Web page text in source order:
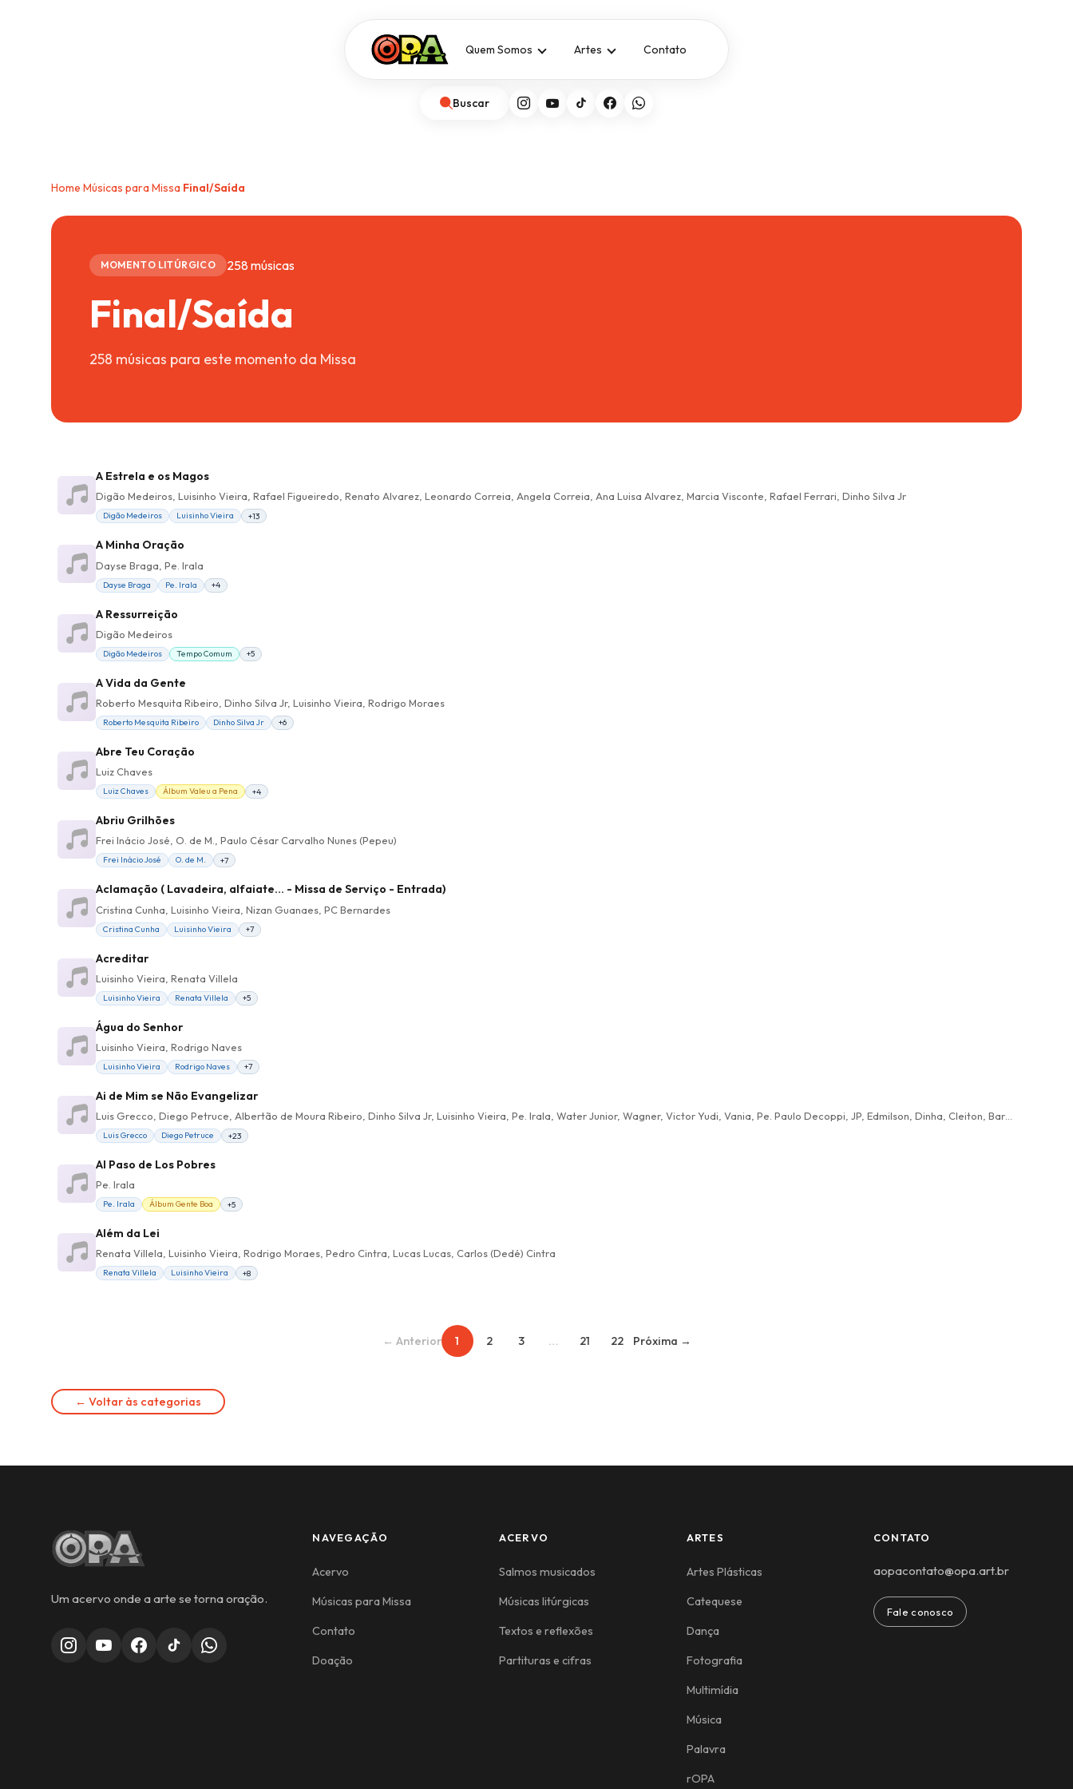
Quem Somos Artes Contato
Buscar
Home Músicas para Missa Final/Saída
MOMENTO LITÚRGICO 258 músicas
Final/Saída
258 músicas para este momento da Missa
A Estrela e os Magos
Digão Medeiros, Luisinho Vieira, Rafael Figueiredo, Renato Alvarez, Leonardo Correia, Angela Correia, Ana Luisa Alvarez, Marcia Visconte, Rafael Ferrari, Dinho Silva Jr
Digão Medeiros Luisinho Vieira +13
A Minha Oração
Dayse Braga, Pe. Irala
Dayse Braga Pe. Irala +4
A Ressurreição
Digão Medeiros
Digão Medeiros Tempo Comum +5
A Vida da Gente
Roberto Mesquita Ribeiro, Dinho Silva Jr, Luisinho Vieira, Rodrigo Moraes
Roberto Mesquita Ribeiro Dinho Silva Jr +6
Abre Teu Coração
Luiz Chaves
Luiz Chaves Álbum Valeu a Pena +4
Abriu Grilhões
Frei Inácio José, O. de M., Paulo César Carvalho Nunes (Pepeu)
Frei Inácio José O. de M. +7
Aclamação ( Lavadeira, alfaiate... - Missa de Serviço - Entrada)
Cristina Cunha, Luisinho Vieira, Nizan Guanaes, PC Bernardes
Cristina Cunha Luisinho Vieira +7
Acreditar
Luisinho Vieira, Renata Villela
Luisinho Vieira Renata Villela +5
Água do Senhor
Luisinho Vieira, Rodrigo Naves
Luisinho Vieira Rodrigo Naves +7
Ai de Mim se Não Evangelizar
Luis Grecco Diego Petruce +23
Al Paso de Los Pobres
Pe. Irala
Pe. Irala Álbum Gente Boa +5
Além da Lei
Renata Villela, Luisinho Vieira, Rodrigo Moraes, Pedro Cintra, Lucas Lucas, Carlos (Dedé) Cintra
Renata Villela Luisinho Vieira +8
← Anterior 1 2 3 … 21 22 Próxima →
← Voltar às categorias
Um acervo onde a arte se torna oração.
NAVEGAÇÃO
Acervo
Músicas para Missa
Contato
Doação
ACERVO
Salmos musicados
Músicas litúrgicas
Textos e reflexões
Partituras e cifras
ARTES
Artes Plásticas
Catequese
Dança
Fotografia
Multimídia
Música
Palavra
rOPA
CONTATO
aopacontato@opa.art.br
Fale conosco